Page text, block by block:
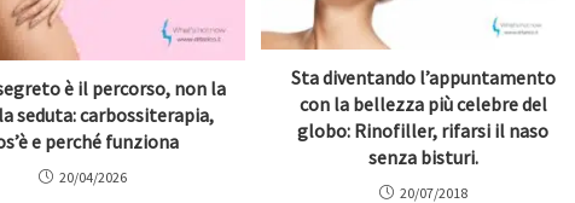
è il percorso, non la
seduta: carbossiterapia,
e perché funziona
20/04/2026
Sta diventando l’appuntamento
con la bellezza più celebre del
globo: Rinofiller, rifarsi il naso
senza bisturi.
20/07/2018